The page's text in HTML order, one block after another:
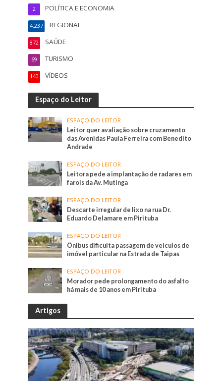
POLÍTICA E ECONOMIA
2
REGIONAL
4.237
SAÚDE
872
TURISMO
69
VÍDEOS
140
Espaço do Leitor
ESPAÇO DO LEITOR
Leitor quer avaliação sobre cruzamento
das Avenidas Paula Ferreira com Benedito
Andrade
ESPAÇO DO LEITOR
Leitora pede a implantação de radares em
farois da Av. Mutinga
ESPAÇO DO LEITOR
Descarte irregular de lixo na rua Dr.
Eduardo Delamare em Pirituba
ESPAÇO DO LEITOR
Ônibus dificulta passagem de veículos de
imóvel particular na Estrada de Taipas
ESPAÇO DO LEITOR
Morador pede prolongamento do asfalto
há mais de 10 anos em Pirituba
Artigos